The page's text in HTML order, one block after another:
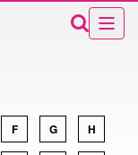
F G H